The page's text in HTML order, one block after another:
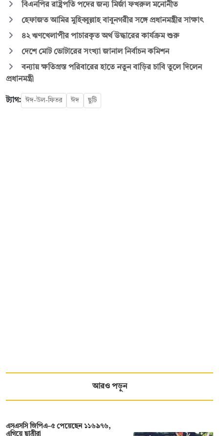
বিএনপির রাষ্ট্রপতি পদের জন্য মির্জা ফখরুল মনোনীত
হেফাজত আমির মুহিব্বুল্লাহ বাবুনগরীর সঙ্গে প্রধানমন্ত্রীর সাক্ষাৎ
৪২ ঋণখেলাপীর পাচারকৃত অর্থ উদ্ধারের কার্যক্রম শুরু
দেশে মোট ভোটারের সংখ্যা জানাল নির্বাচন কমিশন
বন্যায় ক্ষতিগ্রস্ত পরিবারের হাতে নতুন বাড়ির চাবি তুলে দিলেন
প্রধানমন্ত্রী
ট্যাগ: ঈদ-উল-ফিতর ঈদ ছুটি
আরও পড়ুন
এসএসসি জিপিএ–৫ পেয়েছেন ১১৬৯৭৬,
এগিয়ে ছাত্রীরা